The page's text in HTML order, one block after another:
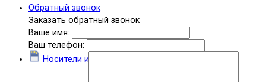
Обратный звонок
Заказать обратный звонок
Ваше имя:
Ваш телефон:
Носители информации